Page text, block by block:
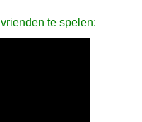
te spelen: